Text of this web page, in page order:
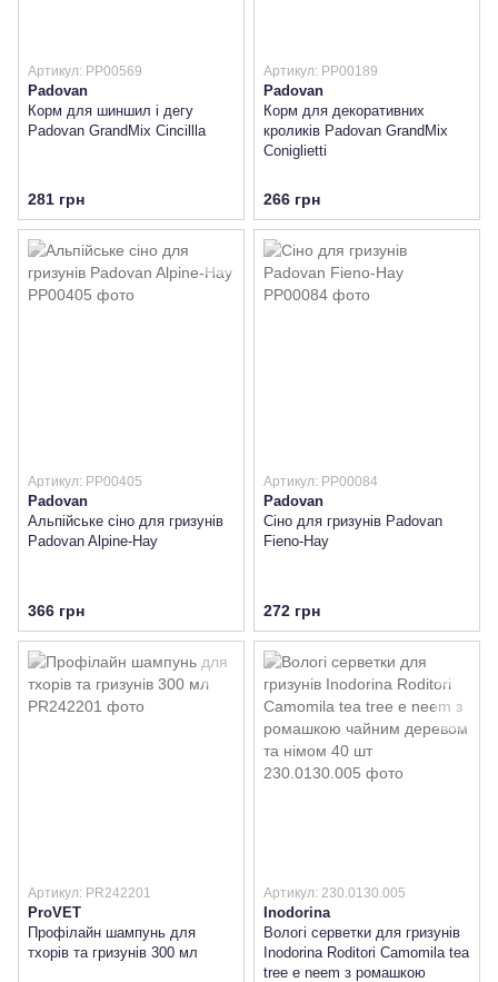
Артикул: PP00569
Padovan
Корм для шиншил і дегу
Padovan GrandMix Cincillla
281 грн
Артикул: PP00189
Padovan
Корм для декоративних
кроликів Padovan GrandMix
Coniglietti
266 грн
Артикул: PP00405
Padovan
Альпійське сіно для гризунів
Padovan Alpine-Hay
366 грн
Артикул: PP00084
Padovan
Сіно для гризунів Padovan
Fieno-Hay
272 грн
Артикул: PR242201
ProVET
Профілайн шампунь для
тхорів та гризунів 300 мл
Артикул: 230.0130.005
Inodorina
Вологі серветки для гризунів
Inodorina Roditori Camomila tea
tree e neem з ромашкою